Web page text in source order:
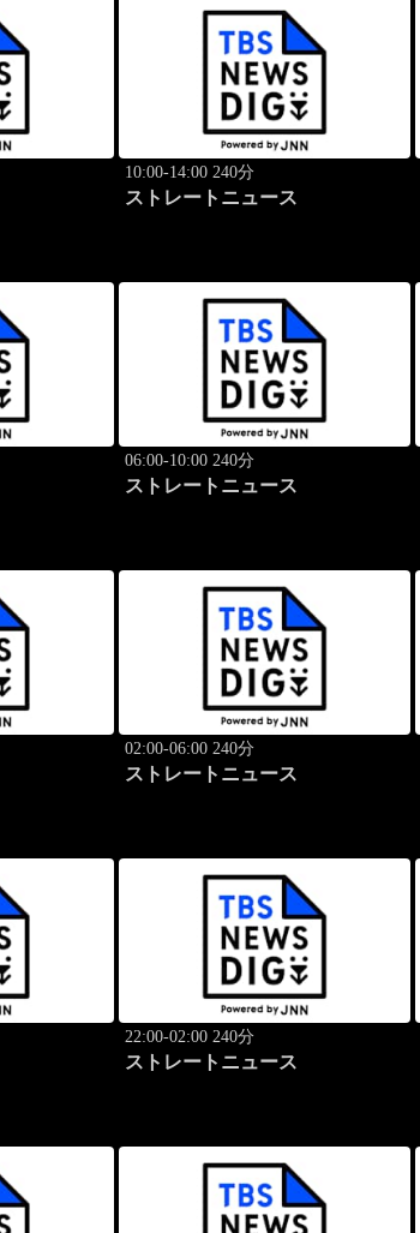
10:00-14:00 240分
ストレートニュース
06:00-10:00 240分
ストレートニュース
02:00-06:00 240分
ストレートニュース
22:00-02:00 240分
ストレートニュース